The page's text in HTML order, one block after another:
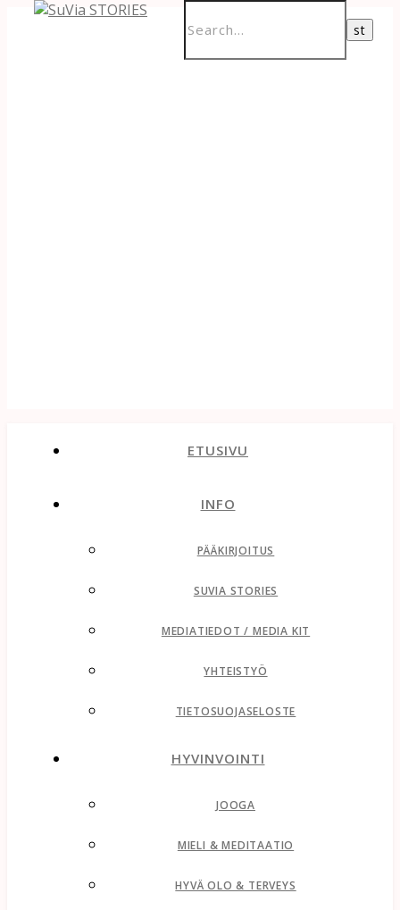
ETUSIVU
INFO
PÄÄKIRJOITUS
SUVIA STORIES
MEDIATIEDOT / MEDIA KIT
YHTEISTYÖ
TIETOSUOJASELOSTE
HYVINVOINTI
JOOGA
MIELI & MEDITAATIO
HYVÄ OLO & TERVEYS